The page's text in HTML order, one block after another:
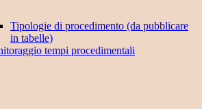
Tipologie di procedimento (da pubblicare
in tabelle)
tempi procedimentali